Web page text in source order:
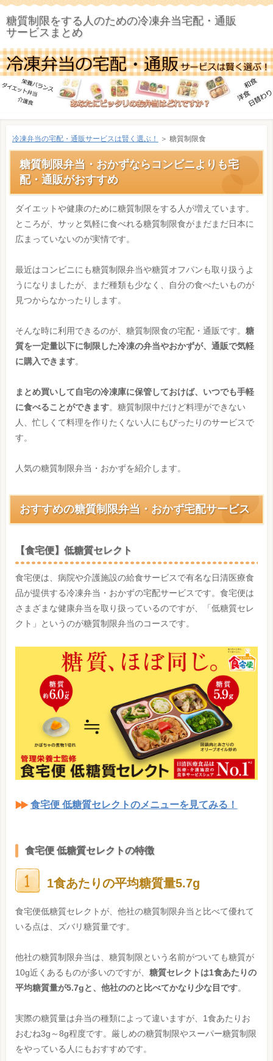
糖質制限をする人のための冷凍弁当宅配・通販
サービスまとめ
冷凍弁当の宅配・通販サービスは賢く選ぶ！ ＞ 糖質制限食
糖質制限弁当・おかずならコンビニよりも宅
配・通販がおすすめ
ダイエットや健康のために糖質制限をする人が増えています。
ところが、サッと気軽に食べれる糖質制限食がまだまだ日本に
広まっていないのが実情です。
最近はコンビニにも糖質制限弁当や糖質オフパンも取り扱うよ
うになりましたが、まだ種類も少なく、自分の食べたいものが
見つからなかったりします。
そんな時に利用できるのが、糖質制限食の宅配・通販です。 糖
質を一定量以下に制限した冷凍の弁当やおかずが、通販で気軽
に購入できます。
まとめ買いして自宅の冷凍庫に保管しておけば、いつでも手軽
に食べることができます。糖質制限中だけど料理ができない
人、忙しくて料理を作りたくない人にもぴったりのサービスで
す。
人気の糖質制限弁当・おかずを紹介します。
おすすめの糖質制限弁当・おかず宅配サービス
【食宅便】低糖質セレクト
食宅便は、病院や介護施設の給食サービスで有名な日清医療食
品が提供する冷凍弁当・おかずの宅配サービスです。食宅便は
さまざまな健康弁当を取り扱っているのですが、「低糖質セレ
クト」というのが糖質制限弁当のコースです。
食宅便 低糖質セレクトのメニューを見てみる！
食宅便 低糖質セレクトの特徴
1食あたりの平均糖質量5.7g
食宅便低糖質セレクトが、他社の糖質制限弁当と比べて優れて
いる点は、ズバリ糖質量です。
他社の糖質制限弁当は、糖質制限という名前がついても糖質が
10g近くあるものが多いのですが、 糖質セレクトは1食あたりの
平均糖質量が5.7gと、他社ののと比べてかなり少な目です。
実際の糖質量は弁当の種類によって違いますが、1食あたりお
おむね3g～8g程度です。厳しめの糖質制限やスーパー糖質制限
をやっている人にもおすすめです。